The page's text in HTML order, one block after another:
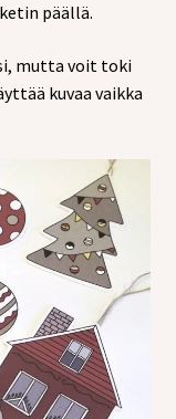
päällä.
mutta voit toki
kuvaa vaikka